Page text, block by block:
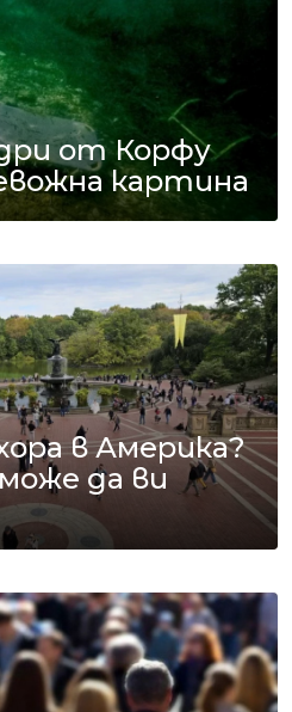
от Корфу
картина
в Америка?
да ви